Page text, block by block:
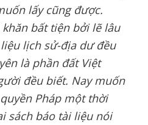
lấy cũng được.
bất tiện bởi lẽ lâu
lịch sử-địa dư đều
là phần đất Việt
đều biết. Nay muốn
Pháp một thời
sách báo tài liệu nói